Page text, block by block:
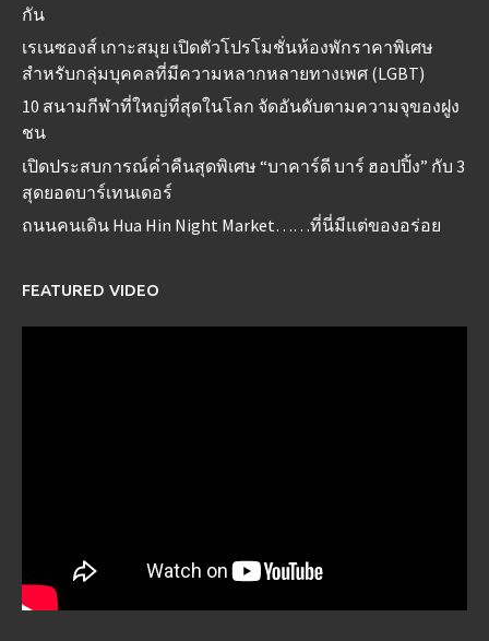
กัน
เรเนซองส์ เกาะสมุย เปิดตัวโปรโมชั่นห้องพักราคาพิเศษ
สำหรับกลุ่มบุคคลที่มีความหลากหลายทางเพศ (LGBT)
10 สนามกีฬาที่ใหญ่ที่สุดในโลก จัดอันดับตามความจุของฝูง
ชน
เปิดประสบการณ์ค่ำคืนสุดพิเศษ “บาคาร์ดี บาร์ ฮอปปิ้ง” กับ 3
สุดยอดบาร์เทนเดอร์
ถนนคนเดิน Hua Hin Night Market……ที่นี่มีแต่ของอร่อย
FEATURED VIDEO